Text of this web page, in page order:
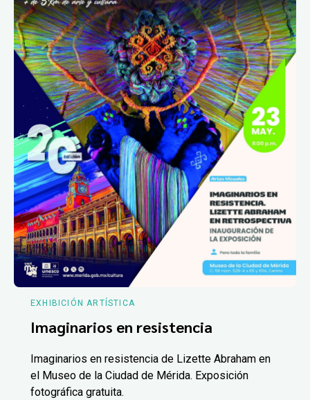
EXHIBICIÓN ARTÍSTICA
Imaginarios en resistencia
Imaginarios en resistencia de Lizette Abraham en
el Museo de la Ciudad de Mérida. Exposición
fotográfica gratuita.